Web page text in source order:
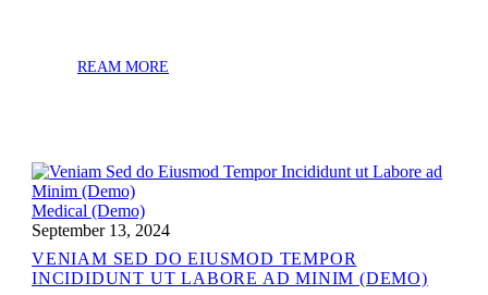
REAM MORE
Medical (Demo)
September 13, 2024
VENIAM SED DO EIUSMOD TEMPOR
INCIDIDUNT UT LABORE AD MINIM (DEMO)